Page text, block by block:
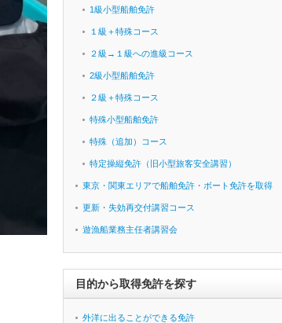
1級小型船舶免許
１級＋特殊コース
２級→１級への進級コース
2級小型船舶免許
２級＋特殊コース
特殊小型船舶免許
特殊（追加）コース
特定操縦免許（旧小型旅客安全講習）
東京・関東エリアで船舶免許・ボート免許を取得
更新・失効再交付講習コース
遊漁船業務主任者講習会
目的から取得免許を探す
外洋に出ることができる免許